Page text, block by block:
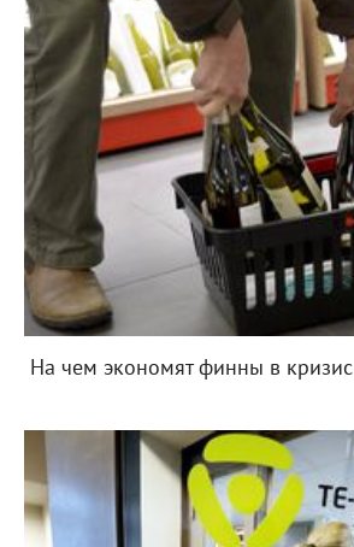
На чем экономят финны в кризис